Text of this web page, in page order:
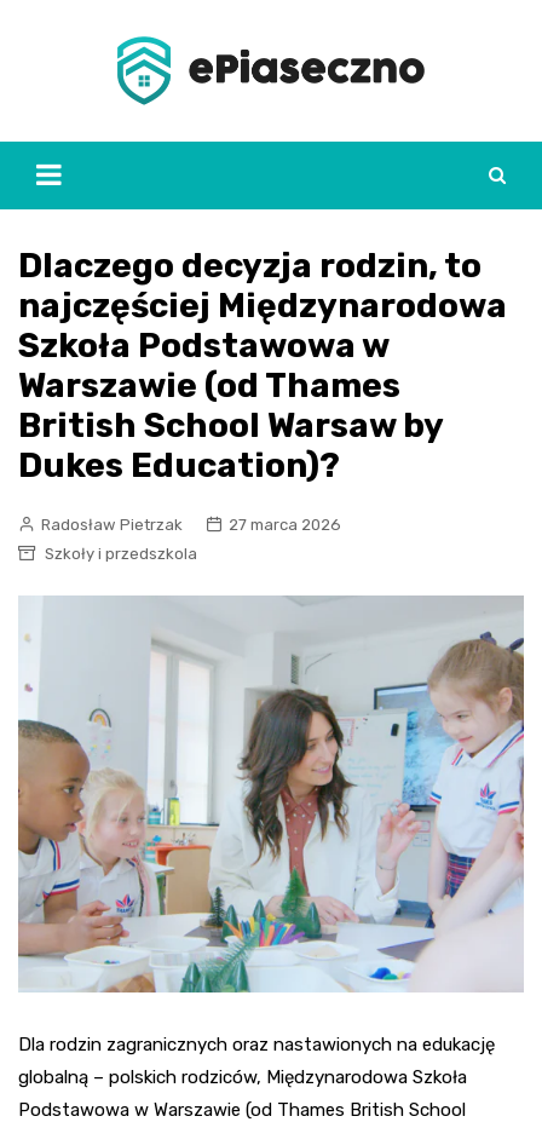
Dlaczego decyzja rodzin, to
najczęściej Międzynarodowa
Szkoła Podstawowa w
Warszawie (od Thames
British School Warsaw by
Dukes Education)?
Radosław Pietrzak
27 marca 2026
Szkoły i przedszkola
Dla rodzin zagranicznych oraz nastawionych na edukację
globalną – polskich rodziców, Międzynarodowa Szkoła
Podstawowa w Warszawie (od Thames British School